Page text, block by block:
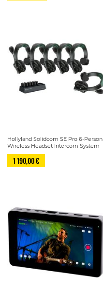
Hollyland Solidcom SE Pro 6-Person
Wireless Headset Intercom System
1 190,00 €